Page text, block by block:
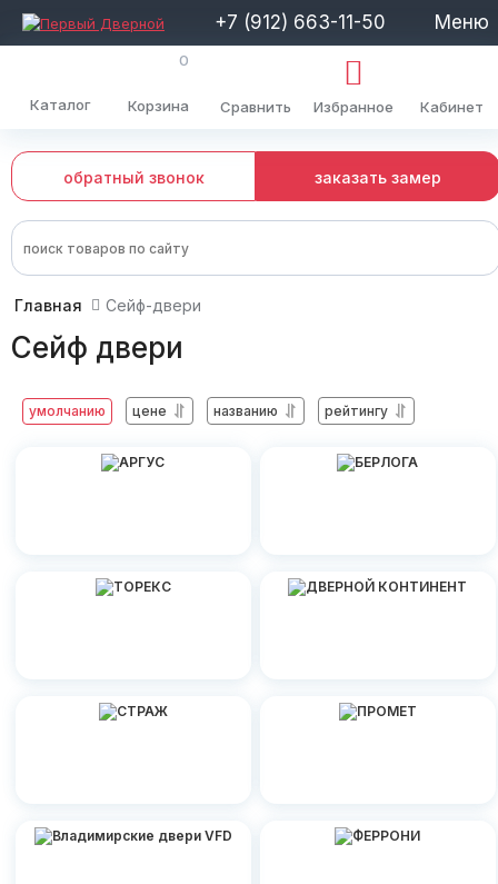
+7 (912) 663-11-50 Меню
Каталог
0
Корзина Сравнить Избранное Кабинет
обратный звонок заказать замер
Главная Сейф-двери
Сейф двери
умолчанию цене названию рейтингу